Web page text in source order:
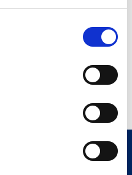
Next